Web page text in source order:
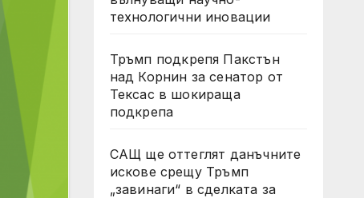
технологични иновации
Тръмп подкрепя Пакстън
над Корнин за сенатор от
Тексас в шокираща
подкрепа
САЩ ще оттеглят данъчните
искове срещу Тръмп
„завинаги“ в сделката за